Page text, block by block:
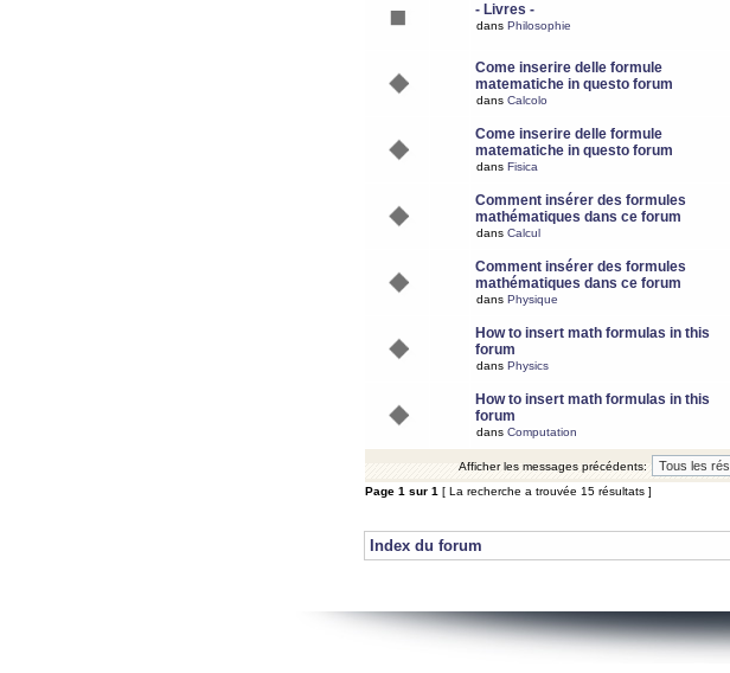
- Livres -
dans Philosophie
Come inserire delle formule
matematiche in questo forum
dans Calcolo
Come inserire delle formule
matematiche in questo forum
dans Fisica
Comment insérer des formules
mathématiques dans ce forum
dans Calcul
Comment insérer des formules
mathématiques dans ce forum
dans Physique
How to insert math formulas in this
forum
dans Physics
How to insert math formulas in this
forum
dans Computation
Afficher les messages précédents:
Page 1 sur 1 [ La recherche a trouvée 15 résultats ]
Index du forum